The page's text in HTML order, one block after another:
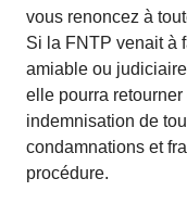
vous renoncez à
Si la FNTP venait à
amiable ou
elle pourra
indemnisation de
condamnations et
procédure.